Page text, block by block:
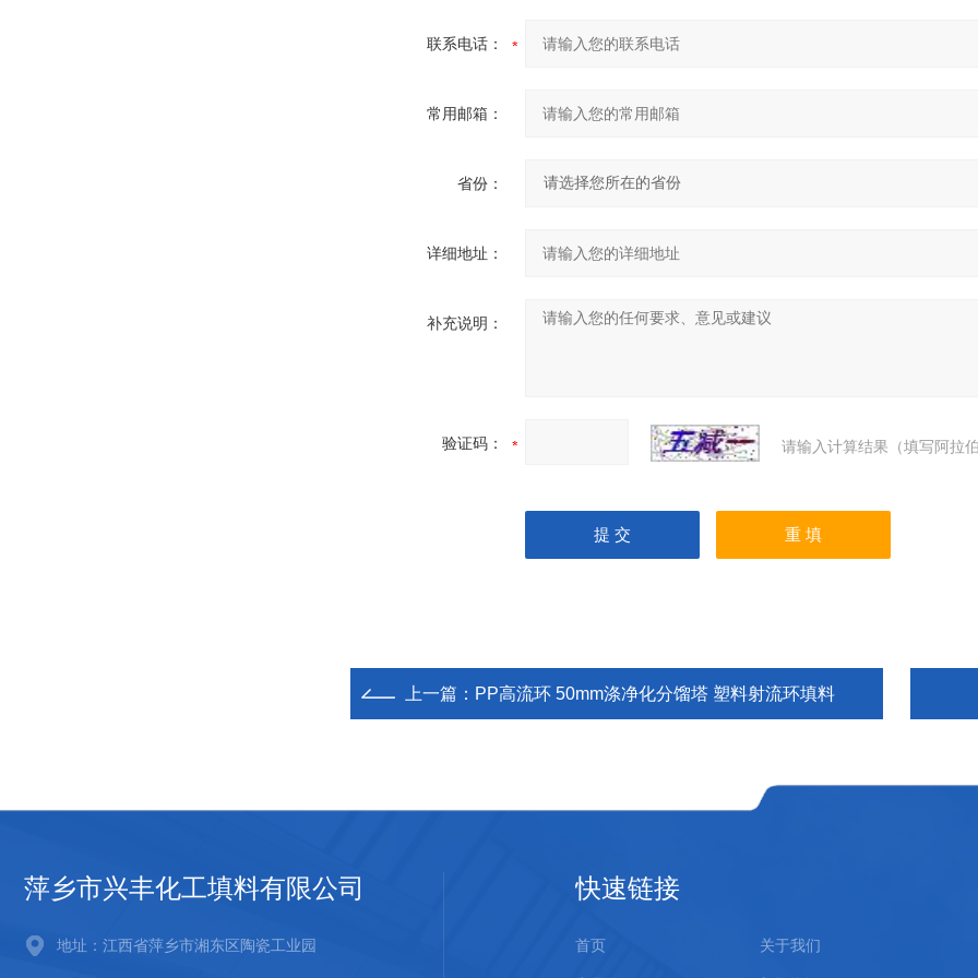
联系电话：
常用邮箱：
省份：
详细地址：
补充说明：
验证码： 请输入计算结果（填写阿拉
上一篇： PP高流环 50mm涤净化分馏塔 塑料射流环填料
萍乡市兴丰化工填料有限公司
地址：江西省萍乡市湘东区陶瓷工业园
快速链接
首页 关于我们